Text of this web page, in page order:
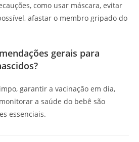
como usar máscara, evitar
afastar o membro gripado do
gerais para
garantir a vacinação em dia,
a saúde do bebê são
essenciais.